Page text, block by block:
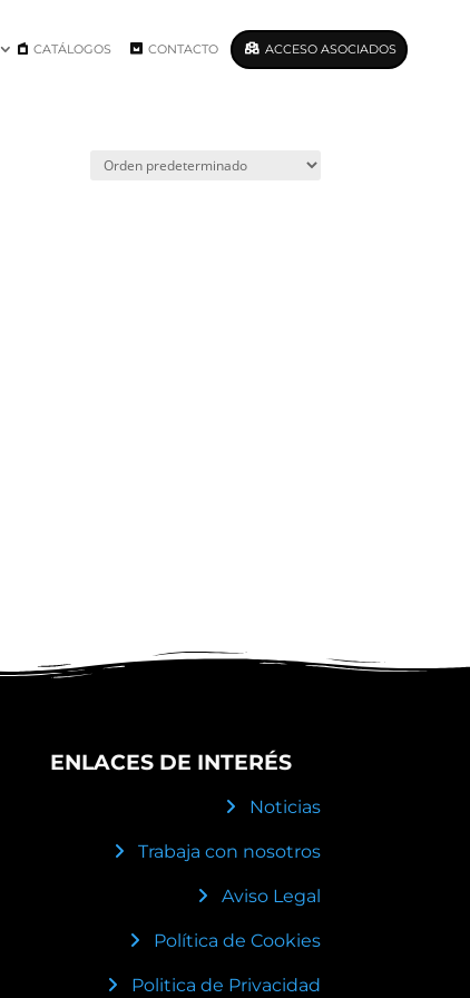
CATÁLOGOS CONTACTO ACCESO ASOCIADOS
ENLACES DE INTERÉS
Noticias
Trabaja con nosotros
Aviso Legal
Política de Cookies
Politica de Privacidad